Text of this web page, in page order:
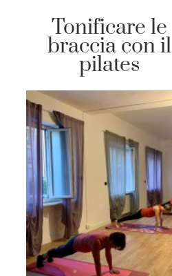
Tonificare le
braccia con il
pilates